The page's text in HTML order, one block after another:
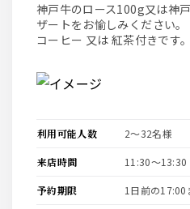
神戸牛のロース100g又は神戸牛フィレ100gと食後のデ
ザートをお愉しみください。
コーヒー 又は 紅茶付きです。
利用可能人数 2〜32名様
来店時間 11:30〜13:30
予約期限 1日前の